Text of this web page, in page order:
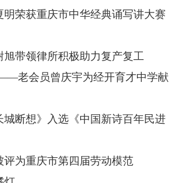
明荣获重庆市中华经典诵写讲大赛
旭带领律所积极助力复产复工
老会员曾庆宇为经开育才中学献
城断想》入选《中国新诗百年民进
评为重庆市第四届劳动模范